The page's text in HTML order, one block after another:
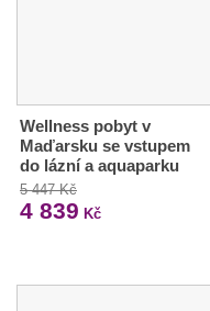
Wellness pobyt v
Maďarsku se vstupem
do lázní a aquaparku
5 447 Kč
4 839 Kč